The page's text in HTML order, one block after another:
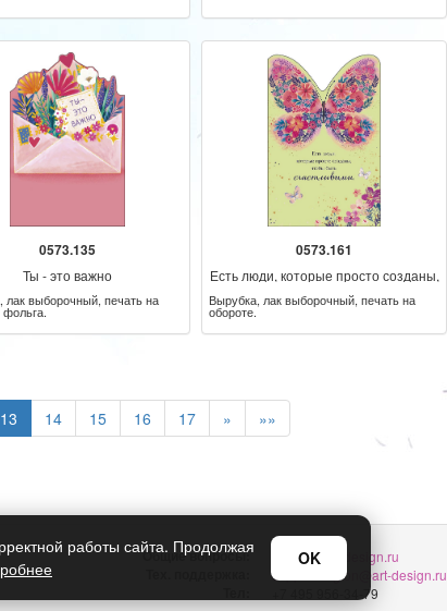
0573.135
Ты - это важно
лак выборочный, печать на
фольга.
0573.161
Есть люди, которые просто созданы,
чтобы быть счатливыми
Вырубка, лак выборочный, печать на
обороте.
13 14 15 16 17 » »»
Общие вопросы: sellers@art-design.ru
support-region@art-design.ru
+7 495 956-34-79
работы сайта. Продолжая
OK